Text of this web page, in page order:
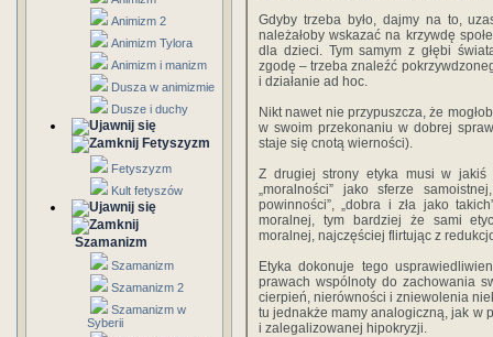
Animizm 2
Animizm Tylora
Animizm i manizm
Dusza w animizmie
Dusze i duchy
Fetyszyzm
Fetyszyzm
Kult fetyszów
Szamanizm
Szamanizm
Szamanizm 2
Szamanizm w
Syberii
Gdyby trzeba było, dajmy na to,
należałoby wskazać na krzywdę
dla dzieci. Tym samym z głębi
zgodę – trzeba znaleźć
i działanie ad hoc.
Nikt nawet nie przypuszcza, że
w swoim przekonaniu w dobrej
staje się cnotą wierności).
Z drugiej strony etyka musi w
„moralności” jako sferze
powinności”, „dobra i zła jako
moralnej, tym bardziej że sami
moralnej, najczęściej flirtując z
Etyka dokonuje tego
prawach wspólnoty do zachowania
cierpień, nierówności i zniewolenia
tu jednakże mamy analogiczną, jak w
i zalegalizowanej hipokryzji.